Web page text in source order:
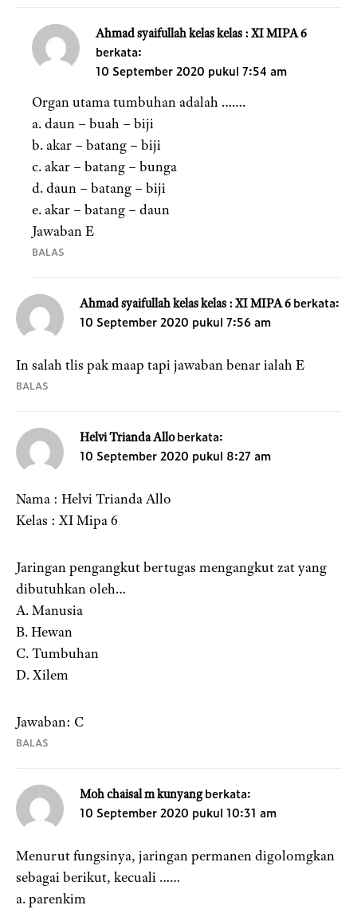
Ahmad syaifullah kelas kelas : XI MIPA 6
berkata:
10 September 2020 pukul 7:54 am
Organ utama tumbuhan adalah …….
a. daun – buah – biji
b. akar – batang – biji
c. akar – batang – bunga
d. daun – batang – biji
e. akar – batang – daun
Jawaban E
BALAS
Ahmad syaifullah kelas kelas : XI MIPA 6 berkata:
10 September 2020 pukul 7:56 am
In salah tlis pak maap tapi jawaban benar ialah E
BALAS
Helvi Trianda Allo berkata:
10 September 2020 pukul 8:27 am
Nama : Helvi Trianda Allo
Kelas : XI Mipa 6
Jaringan pengangkut bertugas mengangkut zat yang
dibutuhkan oleh…
A. Manusia
B. Hewan
C. Tumbuhan
D. Xilem
Jawaban: C
BALAS
Moh chaisal m kunyang berkata:
10 September 2020 pukul 10:31 am
Menurut fungsinya, jaringan permanen digolomgkan
sebagai berikut, kecuali ……
a. parenkim